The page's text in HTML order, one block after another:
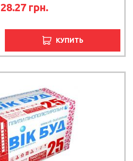
28.27 грн.
КУПИТЬ